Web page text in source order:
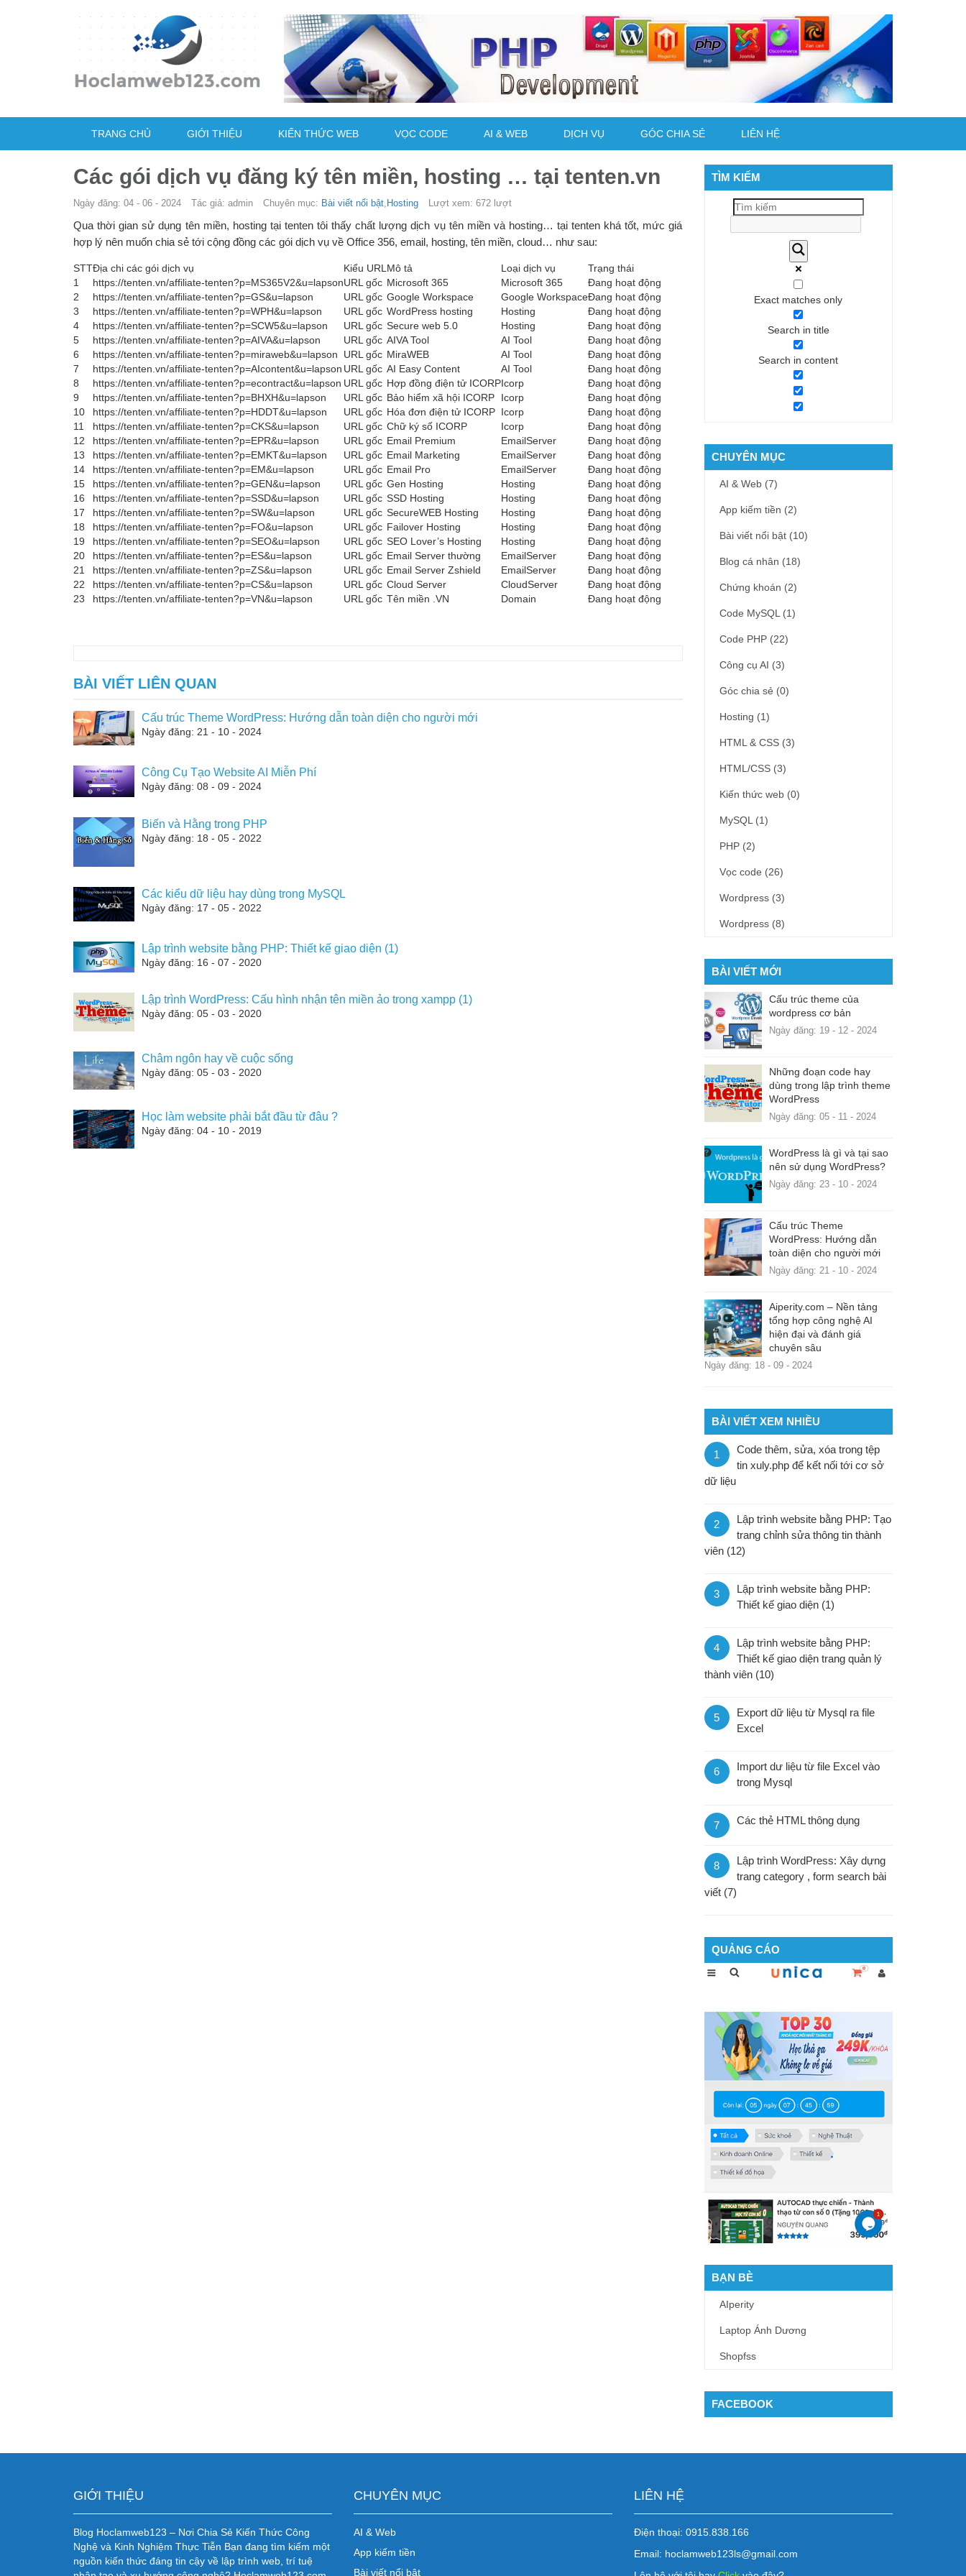
TRANG CHỦ GIỚI THIỆU KIẾN THỨC WEB VỌC CODE AI & WEB DỊCH VỤ GÓC CHIA SẺ LIÊN HỆ
Các gói dịch vụ đăng ký tên miền, hosting … tại tenten.vn
Ngày đăng: 04 - 06 - 2024 Tác giả: admin Chuyên mục: Bài viết nổi bật, Hosting Lượt xem: 672 lượt
Qua thời gian sử dụng tên miền, hosting tại tenten tôi thấy chất lượng dịch vụ tên miền và hosting… tại tenten khá tốt, mức giá
hợp lý nên muốn chia sẻ tới cộng đồng các gói dịch vụ về Office 356, email, hosting, tên miền, cloud… như sau:
STTĐịa chi các gói dịch vụ Kiểu URLMô tả Loại dịch vụ
Trạng thái
1
https://tenten.vn/affiliate-tenten?p=MS365V2&u=lapsonURL gốc Microsoft 365 Microsoft 365
Đang hoạt động
2
https://tenten.vn/affiliate-tenten?p=GS&u=lapson URL gốc Google Workspace Google WorkspaceĐang hoạt động
3
https://tenten.vn/affiliate-tenten?p=WPH&u=lapson URL gốc WordPress hosting Hosting
Đang hoạt động
4
https://tenten.vn/affiliate-tenten?p=SCW5&u=lapson URL gốc Secure web 5.0 Hosting
Đang hoạt động
5
https://tenten.vn/affiliate-tenten?p=AIVA&u=lapson URL gốc AIVA Tool AI Tool
Đang hoạt động
6
https://tenten.vn/affiliate-tenten?p=miraweb&u=lapson URL gốc MiraWEB AI Tool
Đang hoạt động
7
https://tenten.vn/affiliate-tenten?p=AIcontent&u=lapson URL gốc AI Easy Content AI Tool
Đang hoạt động
8
https://tenten.vn/affiliate-tenten?p=econtract&u=lapson URL gốc Hợp đồng điện tử ICORPIcorp
Đang hoạt động
9
https://tenten.vn/affiliate-tenten?p=BHXH&u=lapson URL gốc Bảo hiểm xã hội ICORP Icorp
Đang hoạt động
10
https://tenten.vn/affiliate-tenten?p=HDDT&u=lapson URL gốc Hóa đơn điện tử ICORP Icorp
Đang hoạt động
11
https://tenten.vn/affiliate-tenten?p=CKS&u=lapson URL gốc Chữ ký số ICORP Icorp
Đang hoạt động
12
https://tenten.vn/affiliate-tenten?p=EPR&u=lapson URL gốc Email Premium EmailServer
Đang hoạt động
13
https://tenten.vn/affiliate-tenten?p=EMKT&u=lapson URL gốc Email Marketing EmailServer
Đang hoạt động
14
https://tenten.vn/affiliate-tenten?p=EM&u=lapson URL gốc Email Pro EmailServer
Đang hoạt động
15
https://tenten.vn/affiliate-tenten?p=GEN&u=lapson URL gốc Gen Hosting Hosting
Đang hoạt động
16
https://tenten.vn/affiliate-tenten?p=SSD&u=lapson URL gốc SSD Hosting Hosting
Đang hoạt động
17
https://tenten.vn/affiliate-tenten?p=SW&u=lapson URL gốc SecureWEB Hosting Hosting
Đang hoạt động
18
https://tenten.vn/affiliate-tenten?p=FO&u=lapson URL gốc Failover Hosting Hosting
Đang hoạt động
19
https://tenten.vn/affiliate-tenten?p=SEO&u=lapson URL gốc SEO Lover’s Hosting Hosting
Đang hoạt động
20
https://tenten.vn/affiliate-tenten?p=ES&u=lapson URL gốc Email Server thường EmailServer
Đang hoạt động
21
https://tenten.vn/affiliate-tenten?p=ZS&u=lapson URL gốc Email Server Zshield EmailServer
Đang hoạt động
22
https://tenten.vn/affiliate-tenten?p=CS&u=lapson URL gốc Cloud Server CloudServer
Đang hoạt động
23
https://tenten.vn/affiliate-tenten?p=VN&u=lapson URL gốc Tên miền .VN Domain Đang hoạt động
BÀI VIẾT LIÊN QUAN
Cấu trúc Theme WordPress: Hướng dẫn toàn diện cho người mới
Ngày đăng: 21 - 10 - 2024
Công Cụ Tạo Website AI Miễn Phí
Ngày đăng: 08 - 09 - 2024
Biến và Hằng trong PHP
Ngày đăng: 18 - 05 - 2022
Các kiểu dữ liệu hay dùng trong MySQL
Ngày đăng: 17 - 05 - 2022
Lập trình website bằng PHP: Thiết kế giao diện (1)
Ngày đăng: 16 - 07 - 2020
Lập trình WordPress: Cấu hình nhận tên miền ảo trong xampp (1)
Ngày đăng: 05 - 03 - 2020
Châm ngôn hay về cuộc sống
Ngày đăng: 05 - 03 - 2020
Học làm website phải bắt đầu từ đâu ?
Ngày đăng: 04 - 10 - 2019
TÌM KIẾM
Exact matches only
Search in title
Search in content
CHUYÊN MỤC
AI & Web (7)
App kiếm tiền (2)
Bài viết nổi bật (10)
Blog cá nhân (18)
Chứng khoán (2)
Code MySQL (1)
Code PHP (22)
Công cụ AI (3)
Góc chia sẻ (0)
Hosting (1)
HTML & CSS (3)
HTML/CSS (3)
Kiến thức web (0)
MySQL (1)
PHP (2)
Vọc code (26)
Wordpress (3)
Wordpress (8)
BÀI VIẾT MỚI
Cấu trúc theme của
wordpress cơ bản
Ngày đăng: 19 - 12 - 2024
Những đoạn code hay
dùng trong lập trình theme
WordPress
Ngày đăng: 05 - 11 - 2024
WordPress là gì và tại sao
nên sử dụng WordPress?
Ngày đăng: 23 - 10 - 2024
Cấu trúc Theme
WordPress: Hướng dẫn
toàn diện cho người mới
Ngày đăng: 21 - 10 - 2024
Aiperity.com – Nền tảng
tổng hợp công nghệ AI
hiện đại và đánh giá
chuyên sâu
Ngày đăng: 18 - 09 - 2024
BÀI VIẾT XEM NHIỀU
1
Code thêm, sửa, xóa trong tệp
tin xuly.php để kết nối tới cơ sở
dữ liệu
2
Lập trình website bằng PHP: Tạo
trang chỉnh sửa thông tin thành
viên (12)
3
Lập trình website bằng PHP:
Thiết kế giao diện (1)
4
Lập trình website bằng PHP:
Thiết kế giao diện trang quản lý
thành viên (10)
5
Export dữ liệu từ Mysql ra file
Excel
6
Import dư liệu từ file Excel vào
trong Mysql
7 Các thẻ HTML thông dụng
8
Lập trình WordPress: Xây dựng
trang category , form search bài
viết (7)
QUẢNG CÁO
BẠN BÈ
AIperity
Laptop Ánh Dương
Shopfss
FACEBOOK
GIỚI THIỆU
Blog Hoclamweb123 – Nơi Chia Sẻ Kiến Thức Công
Nghệ và Kinh Nghiệm Thực Tiễn Bạn đang tìm kiếm một
nguồn kiến thức đáng tin cậy về lập trình web, trí tuệ
CHUYÊN MỤC
AI & Web
App kiếm tiền
Bài viết nổi bật
LIÊN HỆ
Điện thoại: 0915.838.166
Email: hoclamweb123ls@gmail.com